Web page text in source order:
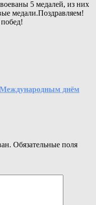
5 медалей, из них
медали.Поздравляем!
днём
Обязательные поля